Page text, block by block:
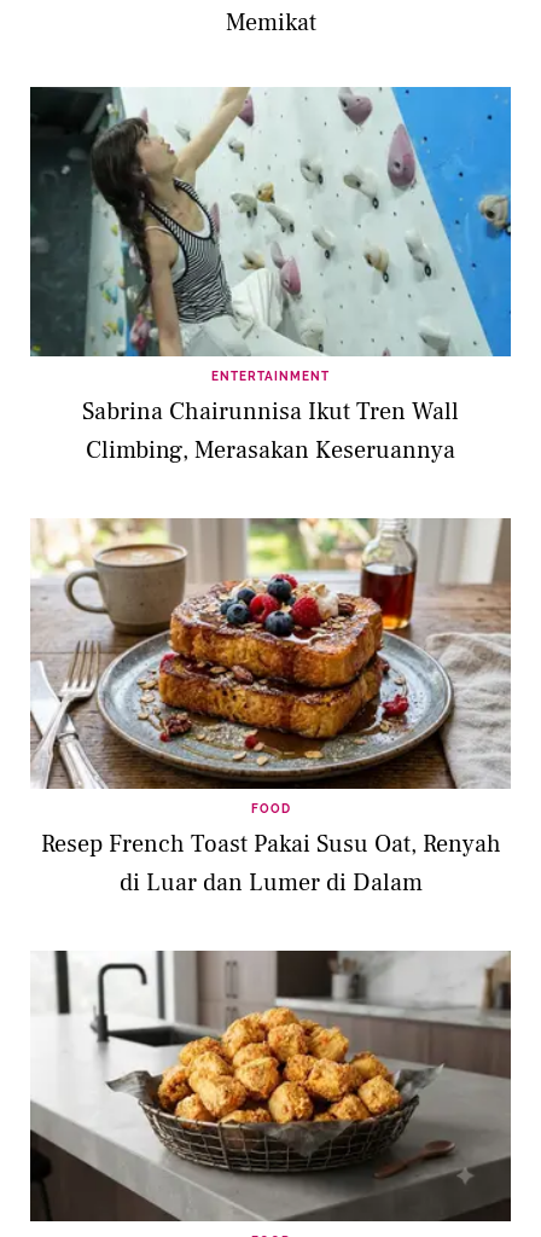
Memikat
ENTERTAINMENT
Sabrina Chairunnisa Ikut Tren Wall
Climbing, Merasakan Keseruannya
FOOD
Resep French Toast Pakai Susu Oat, Renyah
di Luar dan Lumer di Dalam